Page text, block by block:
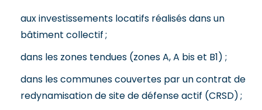
aux investissements locatifs réalisés dans un
bâtiment collectif ;
dans les zones tendues (zones A, A bis et B1) ;
dans les communes couvertes par un contrat de
redynamisation de site de défense actif (CRSD) ;